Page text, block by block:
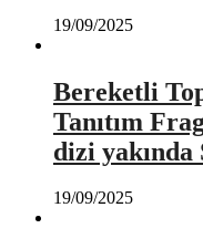
19/09/2025
Bereketli
Tanıtım
dizi yakında
19/09/2025